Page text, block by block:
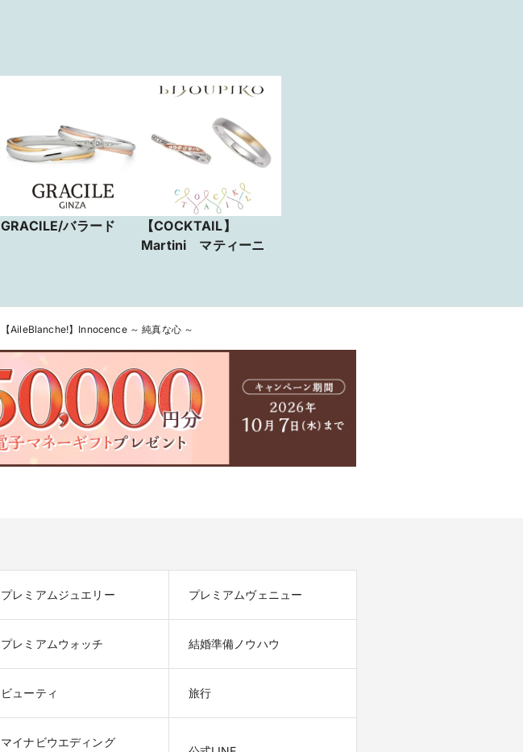
GRACILE/バラード
【COCKTAIL】
Martini マティーニ
【AileBlanche!】Innocence ～ 純真な心 ～
プレミアムジュエリー プレミアムヴェニュー
プレミアムウォッチ 結婚準備ノウハウ
ビューティ 旅行
マイナビウエディング